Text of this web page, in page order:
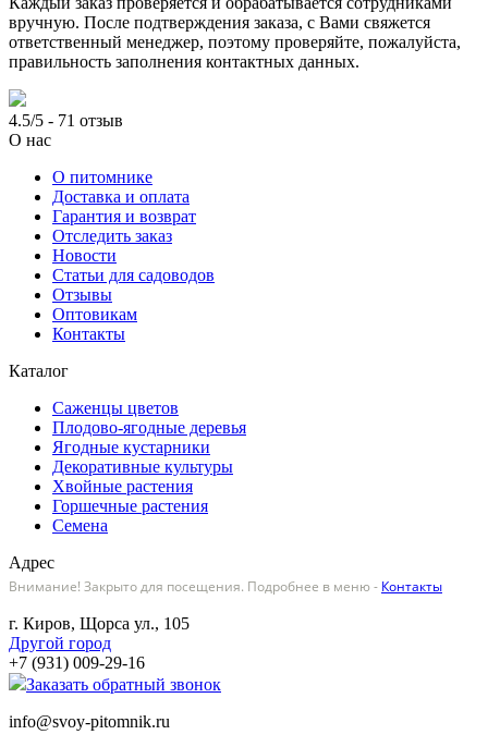
вручную. После подтверждения заказа, с Вами свяжется
ответственный менеджер, поэтому проверяйте, пожалуйста,
правильность заполнения контактных данных.
4.5/5 - 71 отзыв
О нас
О питомнике
Доставка и оплата
Гарантия и возврат
Отследить заказ
Новости
Статьи для садоводов
Отзывы
Оптовикам
Контакты
Каталог
Саженцы цветов
Плодово-ягодные деревья
Ягодные кустарники
Декоративные культуры
Хвойные растения
Горшечные растения
Семена
Адрес
Внимание! Закрыто для посещения. Подробнее в меню - Контакты
г. Киров, Щорса ул., 105
Другой город
+7 (931) 009-29-16
Заказать обратный звонок
info@svoy-pitomnik.ru